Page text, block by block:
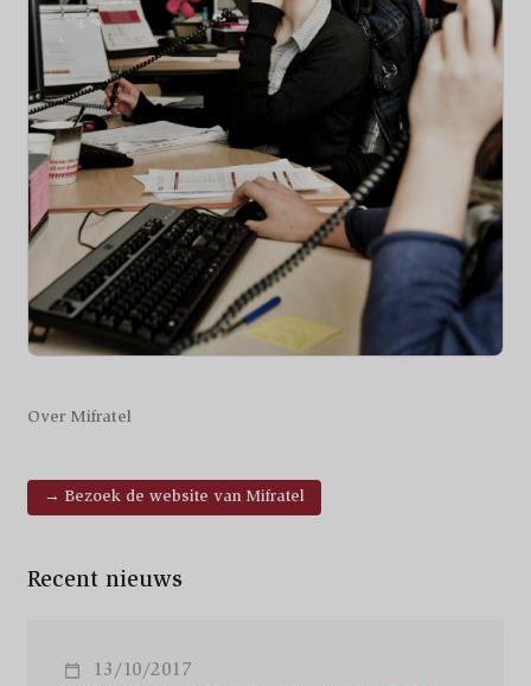
Over Mifratel
→ Bezoek de website van Mifratel
Recent nieuws
13/10/2017